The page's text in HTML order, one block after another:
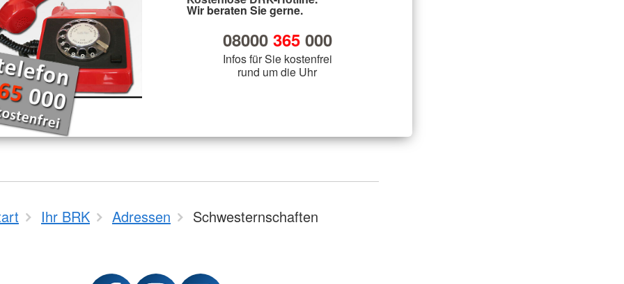
Wir beraten Sie gerne.
08000 365000
Infos für Sie kostenfrei
rund um die Uhr
Ihr BRK Adressen Schwesternschaften